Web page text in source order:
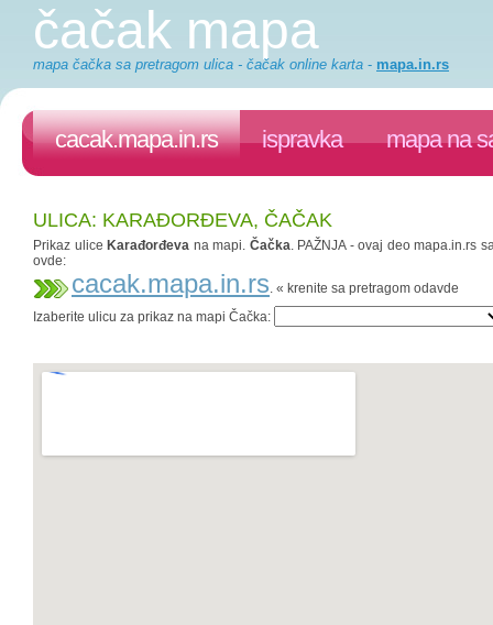
čačak mapa
mapa čačka sa pretragom ulica - čačak online karta - mapa.in.rs
cacak.mapa.in.rs ispravka mapa na
ULICA: KARAĐORĐEVA, ČAČAK
Prikaz ulice Karađorđeva na mapi. Čačka. PAŽNJA - ovaj deo mapa.in.rs
ovde:
cacak.mapa.in.rs. « krenite sa pretragom odavde
Izaberite ulicu za prikaz na mapi Čačka: